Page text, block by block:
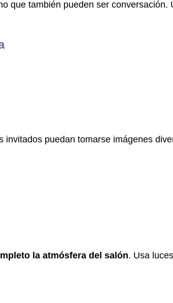
que también pueden ser conversación.
invitados puedan tomarse imágenes
la atmósfera del salón. Usa